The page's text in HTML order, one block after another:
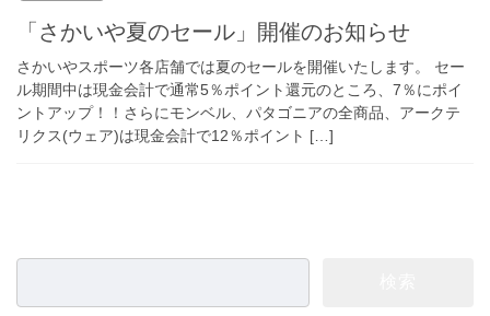
「さかいや夏のセール」開催のお知らせ
さかいやスポーツ各店舗では夏のセールを開催いたします。 セー
ル期間中は現金会計で通常5％ポイント還元のところ、7％にポイ
ントアップ！！さらにモンベル、パタゴニアの全商品、アークテ
リクス(ウェア)は現金会計で12％ポイント […]
索: